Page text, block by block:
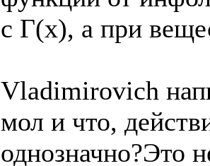
с Г(х), а при
Vladimirovich
мол и что,
однозначно?Это